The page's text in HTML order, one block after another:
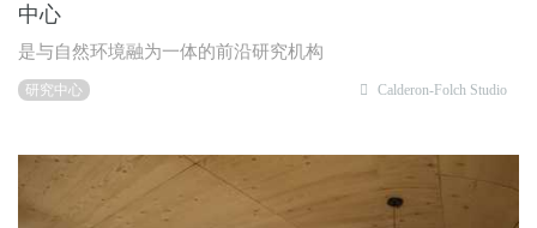
中心
是与自然环境融为一体的前沿研究机构
研究中心 Calderon-Folch Studio